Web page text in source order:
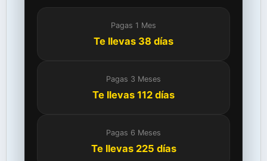
Pagas 1 Mes
Te llevas 38 días
Pagas 3 Meses
Te llevas 112 días
Pagas 6 Meses
Te llevas 225 días